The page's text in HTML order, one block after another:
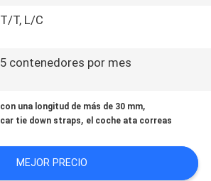
T/T, L/C
5 contenedores por mes
con una longitud de más de 30 mm,
car tie down straps, el coche ata correas
MEJOR PRECIO